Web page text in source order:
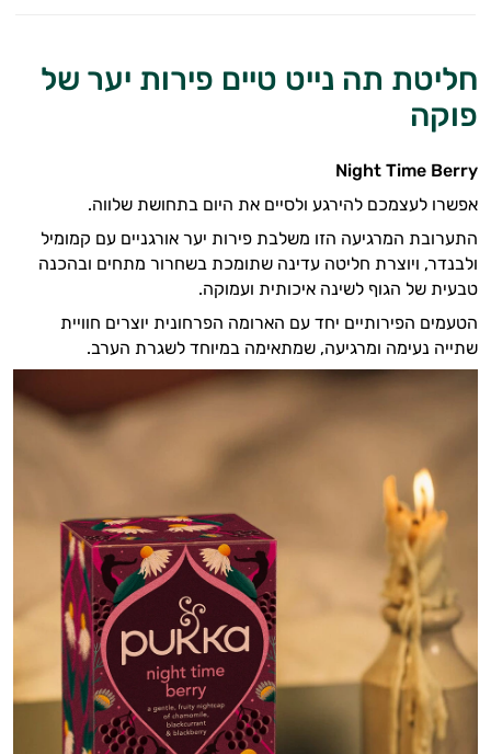
חליטת תה נייט טיים פירות יער של
פוקה
Night Time Berry
אפשרו לעצמכם להירגע ולסיים את היום בתחושת שלווה.
התערובת המרגיעה הזו משלבת פירות יער אורגניים עם קמומיל
ולבנדר, ויוצרת חליטה עדינה שתומכת בשחרור מתחים ובהכנה
טבעית של הגוף לשינה איכותית ועמוקה.
הטעמים הפירותיים יחד עם הארומה הפרחונית יוצרים חוויית
שתייה נעימה ומרגיעה, שמתאימה במיוחד לשגרת הערב.